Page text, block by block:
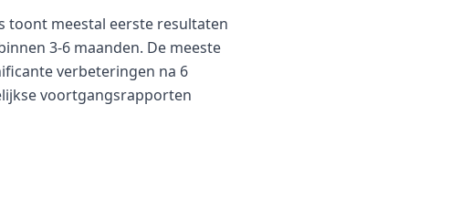
toont meestal eerste resultaten
3-6 maanden. De meeste
verbeteringen na 6
voortgangsrapporten